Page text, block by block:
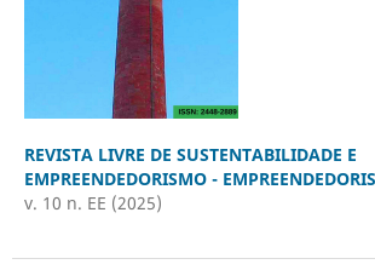
REVISTA LIVRE DE SUSTENTABILIDADE E
EMPREENDEDORISMO -
v. 10 n. EE (2025)